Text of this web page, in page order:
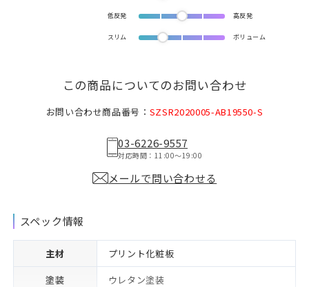
低反発 高反発
スリム ボリューム
この商品についてのお問い合わせ
お問い合わせ商品番号： SZSR2020005-AB19550-S
03-6226-9557
対応時間：11:00〜19:00
メールで問い合わせる
スペック情報
主材
プリント化粧板
塗装
ウレタン塗装